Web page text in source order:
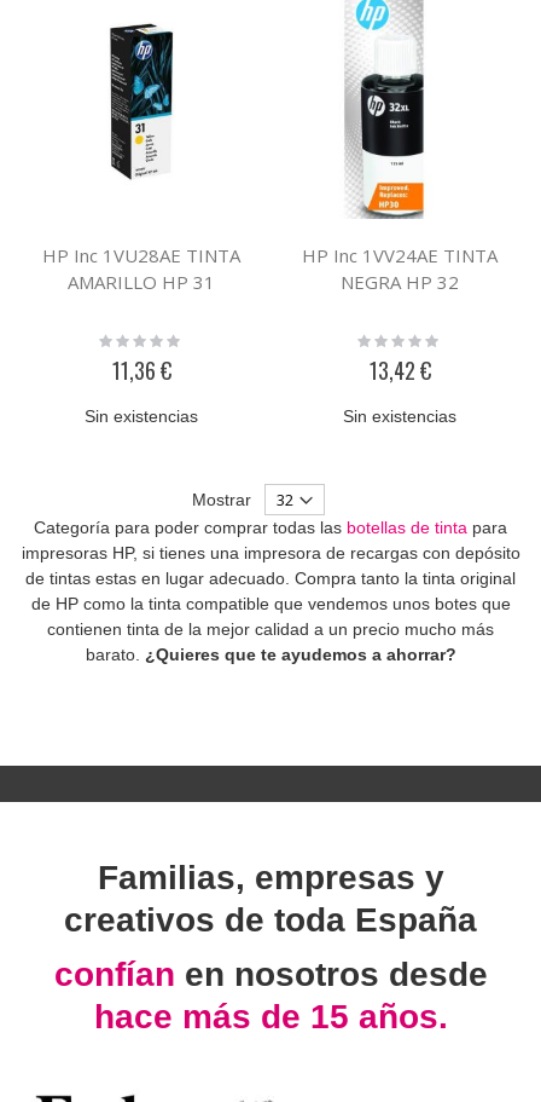
HP Inc 1VU28AE TINTA
AMARILLO HP 31
Rating:
11,36 €
Sin existencias
HP Inc 1VV24AE TINTA
NEGRA HP 32
Rating:
13,42 €
Sin existencias
Mostrar
Categoría para poder comprar todas las botellas de tinta para
impresoras HP, si tienes una impresora de recargas con depósito
de tintas estas en lugar adecuado. Compra tanto la tinta original
de HP como la tinta compatible que vendemos unos botes que
contienen tinta de la mejor calidad a un precio mucho más
barato. ¿Quieres que te ayudemos a ahorrar?
Familias, empresas y
creativos de toda España
confían en nosotros desde
hace más de 15 años.